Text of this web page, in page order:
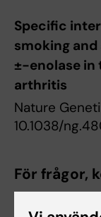
Specific
smoking
±-enolase in
arthritis
Nature
10.1038/
För frågor,